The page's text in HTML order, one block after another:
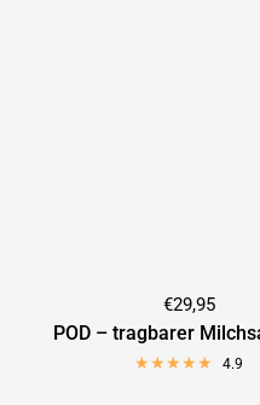
€29,95
POD – tragbarer
4.9